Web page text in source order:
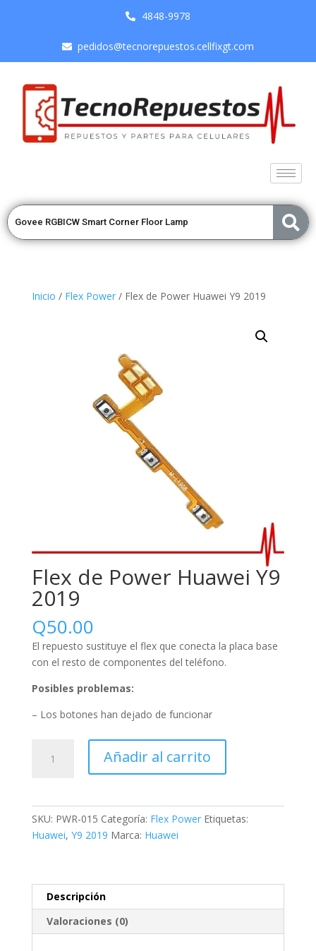
4848-9978
pedidos@tecnorepuestos.cellfixgt.com
Inicio / Flex Power/ Flex de Power Huawei Y9 2019
Flex de Power Huawei Y9
2019
Q50.00
El repuesto sustituye el flex que conecta la placa base
con el resto de componentes del teléfono.
Posibles problemas:
– Los botones han dejado de funcionar
Añadir al carrito
SKU: PWR-015 Categoría: Flex Power Etiquetas:
Huawei, Y9 2019 Marca: Huawei
Descripción
Valoraciones (0)